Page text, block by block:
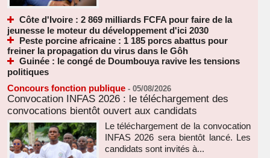
Côte d'Ivoire : 2 869 milliards FCFA pour faire de la
jeunesse le moteur du développement d'ici 2030
Peste porcine africaine : 1 185 porcs abattus pour
freiner la propagation du virus dans le Gôh
Guinée : le congé de Doumbouya ravive les tensions
politiques
Concours fonction publique - 05/08/2026
Convocation INFAS 2026 : le téléchargement des
convocations bientôt ouvert aux candidats
Le téléchargement de la convocation
INFAS 2026 sera bientôt lancé. Les
candidats sont invités à...